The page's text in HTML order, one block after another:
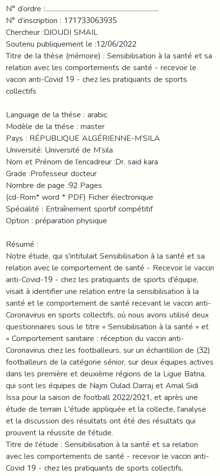
N° d’ordre :.............................................................................
N° d’inscription : 171733063935
Chercheur :DJOUDI SMAIL
Soutenu publiquement le :12/06/2022
Titre de la thèse (mémoire) : Sensibilisation à la santé et sa
relation avec les comportements de santé - recevoir le
vaccin anti-Covid 19 - chez les pratiquants de sports
collectifs
Language de la thése : arabic
Modèle de la thése : master
Pays : RÉPUBLIQUE ALGÉRIENNE-M’SILA
Université: Université de M’sila
Nom et Prénom de l’encadreur :Dr. said kara
Grade :Professeur docteur
Nombre de page :92 Pages
(cd-Rom* word * PDF) Ficher électronique
Spécialité : Entraînement sportif compétitif
Option : préparation physique
Résumé :
Notre étude, qui s'intitulait Sensibilisation à la santé et sa
relation avec le comportement de santé - Recevoir le vaccin
anti-Covid-19 - chez les pratiquants de sports d'équipe,
visait à identifier une relation entre la sensibilisation à la
santé et le comportement de santé recevant le vaccin anti-
Coronavirus en sports collectifs, où nous avons utilisé deux
questionnaires sous le titre « Sensibilisation à la santé » et
« Comportement sanitaire : réception du vaccin anti-
Coronavirus chez les footballeurs, sur un échantillon de (32)
footballeurs de la catégorie sénior, sur deux équipes actives
dans les première et deuxième régions de la Ligue Batna,
qui sont les équipes de Najm Oulad Darraj et Amal Sidi
Issa pour la saison de football 2022/2021, et après une
étude de terrain L'étude appliquée et la collecte, l'analyse
et la discussion des résultats ont été des résultats qui
prouvent la réussite de l'étude.
Titre de l'étude : Sensibilisation à la santé et sa relation
avec les comportements de santé - recevoir le vaccin anti-
Covid 19 - chez les pratiquants de sports collectifs.